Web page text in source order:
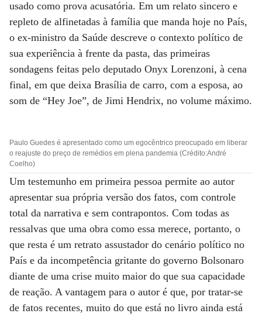
usado como prova acusatória. Em um relato sincero e
repleto de alfinetadas à família que manda hoje no País,
o ex-ministro da Saúde descreve o contexto político de
sua experiência à frente da pasta, das primeiras
sondagens feitas pelo deputado Onyx Lorenzoni, à cena
final, em que deixa Brasília de carro, com a esposa, ao
som de “Hey Joe”, de Jimi Hendrix, no volume máximo.
Paulo Guedes é apresentado como um egocêntrico preocupado em liberar
o reajuste do preço de remédios em plena pandemia (Crédito:André
Coelho)
Um testemunho em primeira pessoa permite ao autor
apresentar sua própria versão dos fatos, com controle
total da narrativa e sem contrapontos. Com todas as
ressalvas que uma obra como essa merece, portanto, o
que resta é um retrato assustador do cenário político no
País e da incompetência gritante do governo Bolsonaro
diante de uma crise muito maior do que sua capacidade
de reação. A vantagem para o autor é que, por tratar-se
de fatos recentes, muito do que está no livro ainda está